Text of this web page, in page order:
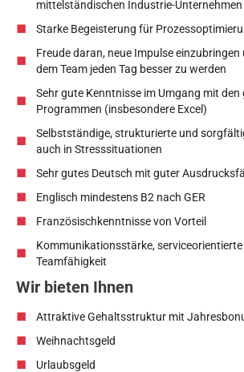
mittelständischen Industrie-Unternehmen
Starke Begeisterung für
Freude daran, neue Impulse
dem Team jeden Tag besser zu werden
Sehr gute Kenntnisse im Umgang mit den
Programmen (insbesondere Excel)
Selbstständige, strukturierte und
auch in Stresssituationen
Sehr gutes Deutsch mit guter
Englisch mindestens B2 nach GER
Französischkenntnisse von Vorteil
Kommunikationsstärke, serviceorientierte
Teamfähigkeit
Wir bieten Ihnen
Attraktive Gehaltsstruktur mit
Weihnachtsgeld
Urlaubsgeld